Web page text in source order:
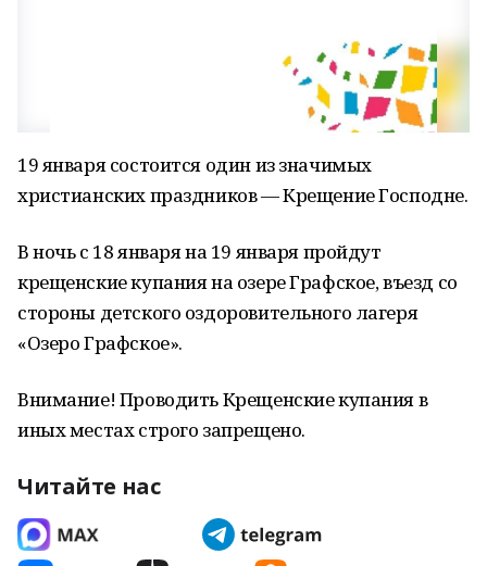
19 января состоится один из значимых
христианских праздников — Крещение Господне.
В ночь с 18 января на 19 января пройдут
крещенские купания на озере Графское, въезд со
стороны детского оздоровительного лагеря
«Озеро Графское».
Внимание! Проводить Крещенские купания в
иных местах строго запрещено.
Читайте нас